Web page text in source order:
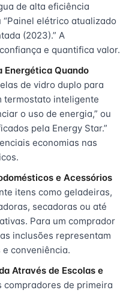
de alta eficiência
“Painel elétrico atualizado
(2023).” A
e quantifica valor.
Quando
de vidro duplo para
termostato inteligente
o uso de energia,” ou
pela Energy Star.”
economias nas
e Acessórios
itens como geladeiras,
secadoras ou até
Para um comprador
inclusões representam
conveniência.
Através de Escolas e
compradores de primeira